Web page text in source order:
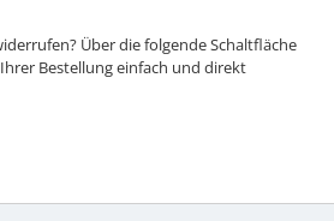
Über die folgende Schaltfläche
Bestellung einfach und direkt